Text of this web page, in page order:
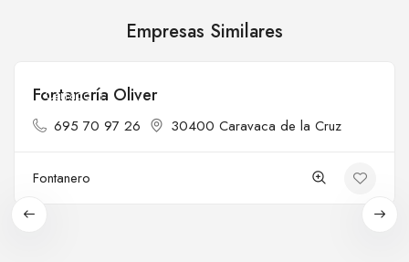
Empresas Similares
Cerrado
Fontanería Oliver
695 70 97 26 30400 Caravaca de la Cruz
Fontanero